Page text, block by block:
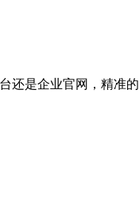
还是企业官网，精准的